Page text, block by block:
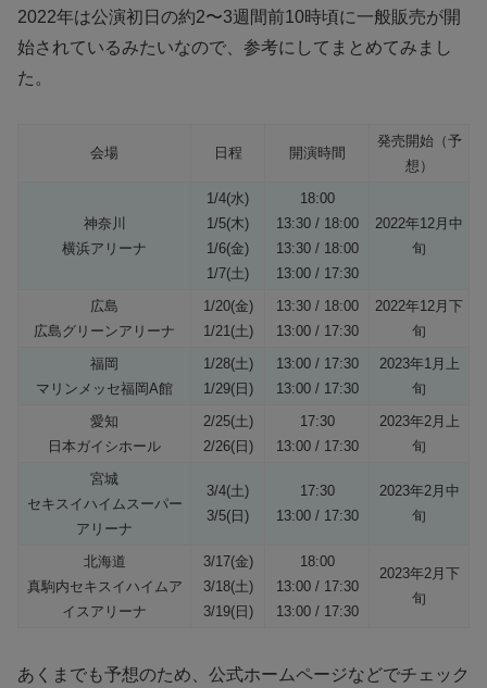
2022年は公演初日の約2〜3週間前10時頃に一般販売が開
始されているみたいなので、参考にしてまとめてみまし
た。
会場 日程 開演時間
発売開始（予
想）
神奈川
横浜アリーナ
1/4(水)
1/5(木)
1/6(金)
1/7(土)
18:00
13:30 / 18:00
13:30 / 18:00
13:00 / 17:30
2022年12月中
旬
広島
広島グリーンアリーナ
1/20(金)
1/21(土)
13:30 / 18:00
13:00 / 17:30
2022年12月下
旬
福岡
マリンメッセ福岡A館
1/28(土)
1/29(日)
13:00 / 17:30
13:00 / 17:30
2023年1月上
旬
愛知
日本ガイシホール
2/25(土)
2/26(日)
17:30
13:00 / 17:30
2023年2月上
旬
宮城
セキスイハイムスーパー
アリーナ
3/4(土)
3/5(日)
17:30
13:00 / 17:30
2023年2月中
旬
北海道
真駒内セキスイハイムア
イスアリーナ
3/17(金)
3/18(土)
3/19(日)
18:00
13:00 / 17:30
13:00 / 17:30
2023年2月下
旬
あくまでも予想のため、公式ホームページなどでチェック